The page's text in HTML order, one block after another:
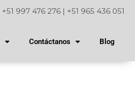
+51 997 476 276 | +51 965 436 051
Contáctanos Blog